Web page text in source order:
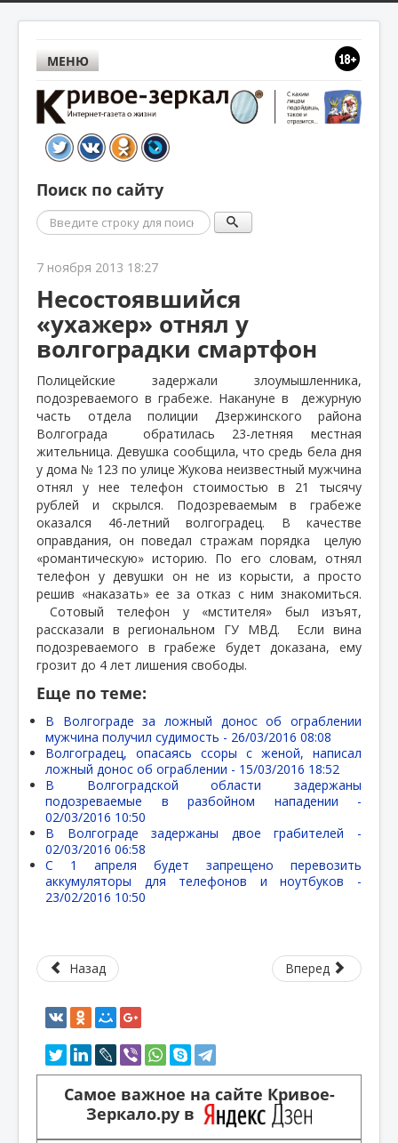
МЕНЮ
Поиск по сайту
Поиск
7 ноября 2013 18:27
Несостоявшийся
«ухажер» отнял у
волгоградки смартфон
Полицейские задержали злоумышленника,
подозреваемого в грабеже. Накануне в
дежурную
часть отдела полиции Дзержинского района
Волгограда
обратилась 23-летняя местная
жительница. Девушка сообщила, что средь бела дня
у дома № 123 по улице Жукова неизвестный мужчина
отнял у нее телефон стоимостью в 21 тысячу
рублей и скрылся. Подозреваемым в грабеже
оказался 46-летний волгоградец. В качестве
оправдания, он поведал стражам порядка
целую
«романтическую» историю. По его словам, отнял
телефон у девушки он не из корысти, а просто
решив «наказать» ее за отказ с ним знакомиться.
Сотовый телефон у «мстителя» был изъят,
рассказали в региональном ГУ МВД.
Если вина
подозреваемого в грабеже будет доказана, ему
грозит до 4 лет лишения свободы.
Еще по теме:
В Волгограде за ложный донос об ограблении
мужчина получил судимость - 26/03/2016 08:08
Волгоградец, опасаясь ссоры с женой, написал
ложный донос об ограблении - 15/03/2016 18:52
В Волгоградской области задержаны
подозреваемые в разбойном нападении -
02/03/2016 10:50
В Волгограде задержаны двое грабителей -
02/03/2016 06:58
С 1 апреля будет запрещено перевозить
аккумуляторы для телефонов и ноутбуков -
23/02/2016 10:50
Назад Вперед
Самое важное на сайте Кривое-
Зеркало.ру в